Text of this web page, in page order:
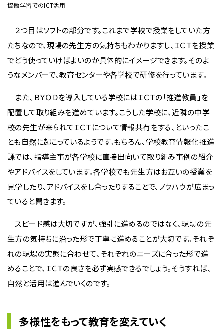
協働学習でのICT活用
２つ目はソフトの部分です。これまで学校で授業をしていた方
たちなので、現場の先生方の気持ちもわかりますし、ＩＣＴを授業
でどう使っていけばよいのか具体的にイメージできます。そのよ
うなメンバーで、教育センターや各学校で研修を行っています。
また、ＢＹＯＤを導入している学校にはＩＣＴの「推進教員」を
配置して取り組みを進めています。こうした学校に、近隣の中学
校の先生が来られてＩＣＴについて情報共有をする、といったこ
とも自然に起こっているようです。もちろん、学校教育情報化推進
課では、指導主事が各学校に直接出向いて取り組み事例の紹介
やアドバイスをしています。各学校でも先生方はお互いの授業を
見学したり、アドバイスをし合ったりすることで、ノウハウが広まっ
ていると聞きます。
スピード感は大切ですが、強引に進めるのではなく、現場の先
生方の気持ちに沿った形で丁寧に進めることが大切です。それぞ
れの現場の実態に合わせて、それぞれのニーズに合った形で進
めることで、ＩＣＴの良さを必ず実感できるでしょう。そうすれば、
自然と活用は進んでいくのです。
多様性をもって教育を変えていく